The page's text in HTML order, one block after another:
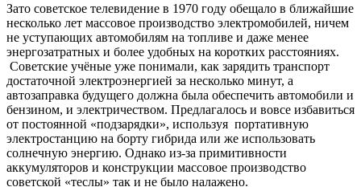
Зато советское телевидение в 1970 году обещало в ближайшие
несколько лет массовое производство электромобилей, ничем
не уступающих автомобилям на топливе и даже менее
энергозатратных и более удобных на коротких расстояниях.
Советские учёные уже понимали, как зарядить транспорт
достаточной электроэнергией за несколько минут, а
автозаправка будущего должна была обеспечить автомобили и
бензином, и электричеством. Предлагалось и вовсе избавиться
от постоянной «подзарядки», используя портативную
электростанцию на борту гибрида или же использовать
солнечную энергию. Однако из-за примитивности
аккумуляторов и конструкции массовое производство
советской «теслы» так и не было налажено.